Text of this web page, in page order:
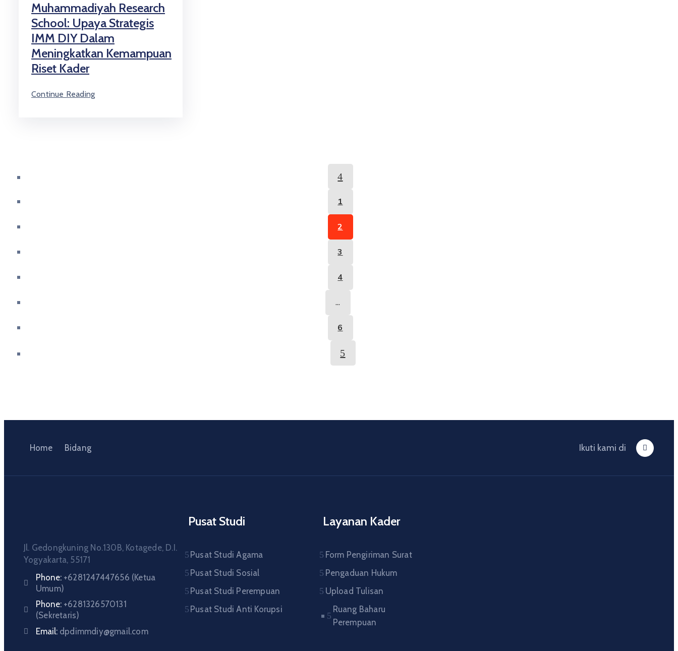
Muhammadiyah Research
School: Upaya Strategis
IMM DIY Dalam
Meningkatkan Kemampuan
Riset Kader
Continue Reading
1
2
3
4
...
6
Home Bidang Ikuti kami di
Jl. Gedongkuning No.130B, Kotagede, D.I.
Yogyakarta, 55171
Phone: +6281247447656 (Ketua
Umum)
Phone: +6281326570131
(Sekretaris)
Email: dpdimmdiy@gmail.com
Pusat Studi
Pusat Studi Agama
Pusat Studi Sosial
Pusat Studi Perempuan
Pusat Studi Anti Korupsi
Layanan Kader
Form Pengiriman Surat
Pengaduan Hukum
Upload Tulisan
Ruang Baharu
Perempuan